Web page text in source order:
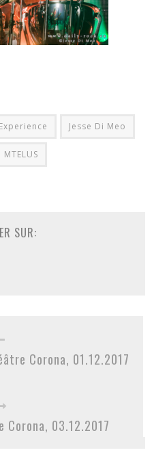
Jesse Di Meo
MTELUS
SUR:
Corona, 01.12.2017
Corona, 03.12.2017